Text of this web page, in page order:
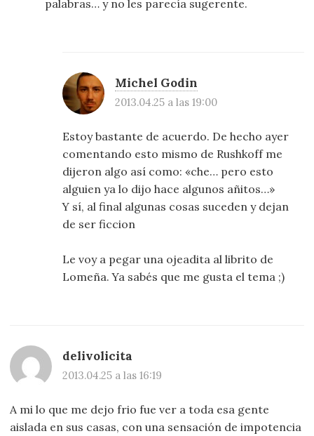
palabras… y no les parecía sugerente.
Michel Godin
2013.04.25 a las 19:00
Estoy bastante de acuerdo. De hecho ayer
comentando esto mismo de Rushkoff me
dijeron algo así como: «che… pero esto
alguien ya lo dijo hace algunos añitos…»
Y sí, al final algunas cosas suceden y dejan
de ser ficcion
Le voy a pegar una ojeadita al librito de
Lomeña. Ya sabés que me gusta el tema ;)
delivolicita
2013.04.25 a las 16:19
A mi lo que me dejo frio fue ver a toda esa gente
aislada en sus casas, con una sensación de impotencia